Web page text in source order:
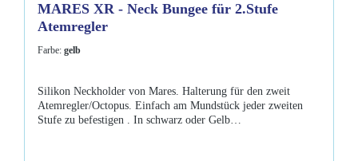
MARES XR - Neck Bungee für 2.Stufe
Atemregler
Farbe: gelb
Silikon Neckholder von Mares. Halterung für den zweit
Atemregler/Octopus. Einfach am Mundstück jeder zweiten
Stufe zu befestigen . In schwarz oder Gelb